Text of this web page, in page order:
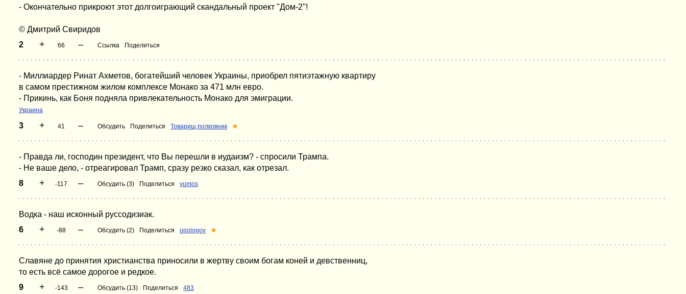
- Окончательно прикроют этот долгоиграющий скандальный проект "Дом-2"!
© Дмитрий Свиридов
2
+ 66 – Ссылка Поделиться
- Миллиардер Ринат Ахметов, богатейший человек Украины, приобрел пятиэтажную квартиру
в самом престижном жилом комплексе Монако за 471 млн евро.
- Прикинь, как Боня подняла привлекательность Монако для эмиграции.
Украина
3 + 41 – Обсудить Поделиться Товарищ полковник ★
- Правда ли, господин президент, что Вы перешли в иудаизм? - спросили Трампа.
- Не ваше дело, - отреагировал Трамп, сразу резко сказал, как отрезал.
8
+ -117 – Обсудить (3) Поделиться yumos
Водка - наш исконный руссодизиак.
6
+ -88 – Обсудить (2) Поделиться opologov ★
Славяне до принятия христианства приносили в жертву своим богам коней и девственниц,
то есть всё самое дорогое и редкое.
9
+ -143 – Обсудить (13) Поделиться 483